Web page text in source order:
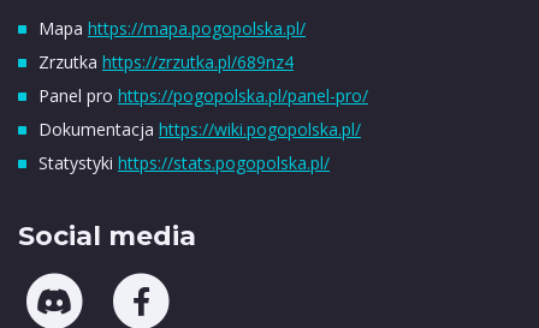
Mapa https://mapa.pogopolska.pl/
Zrzutka https://zrzutka.pl/689nz4
Panel pro https://pogopolska.pl/panel-pro/
Dokumentacja https://wiki.pogopolska.pl/
Statystyki https://stats.pogopolska.pl/
Social media